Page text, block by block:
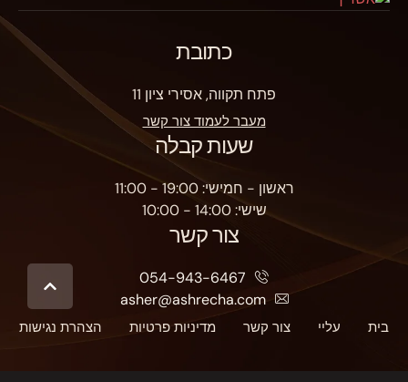
כתובת
פתח תקווה, אסירי ציון 11
מעבר לעמוד צור קשר
שעות קבלה
ראשון - חמישי: 19:00 - 11:00
שישי: 14:00 - 10:00
צור קשר
054-943-6467
asher@ashrecha.com
בית עליי צור קשר מדיניות פרטיות הצהרת נגישות